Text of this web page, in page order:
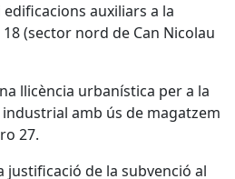
auxiliars a la
(sector nord de Can Nicolau
llicència urbanística per a la
amb ús de magatzem
27.
justificació de la subvenció al